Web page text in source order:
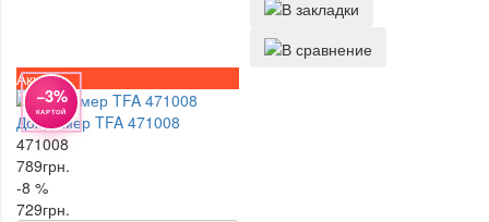
Акция
−3%
КАРТОЙ
Дождемер TFA 471008
471008
789грн.
-8 %
729грн.